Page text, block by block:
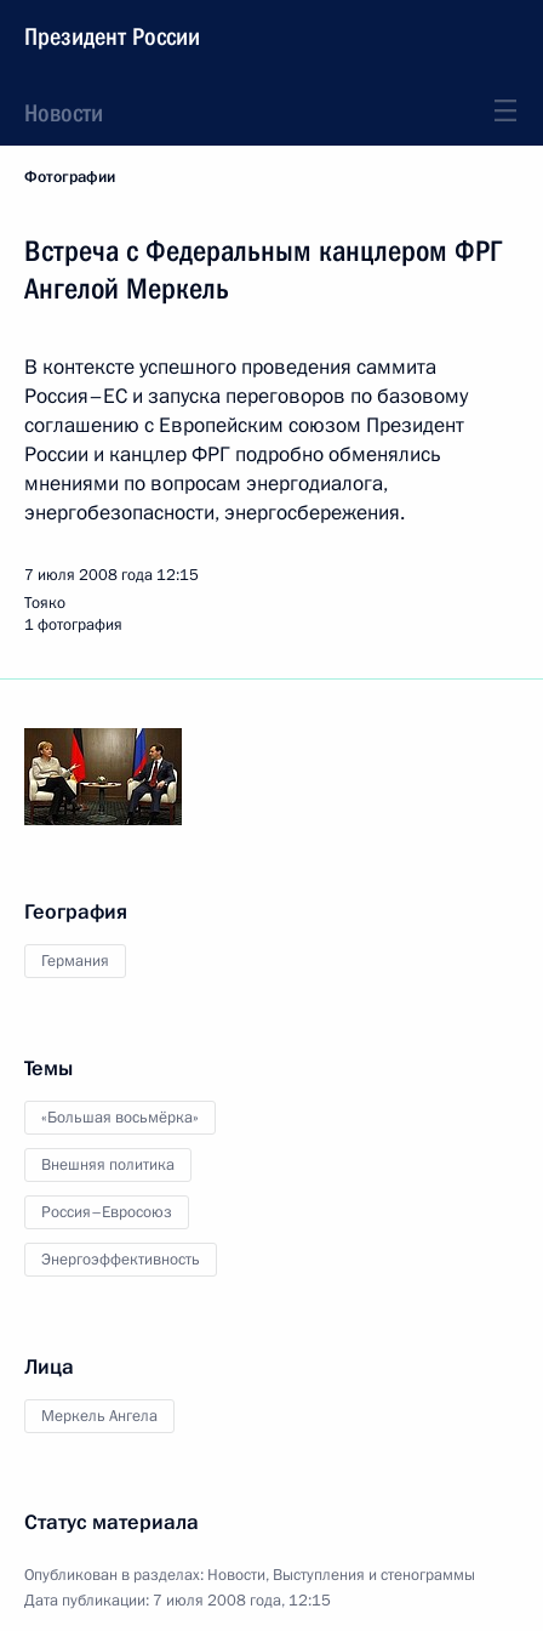
Президент России
Новости
Фотографии
Встреча с Федеральным канцлером ФРГ
Ангелой Меркель
В контексте успешного проведения саммита
Россия–ЕС и запуска переговоров по базовому
соглашению с Европейским союзом Президент
России и канцлер ФРГ подробно обменялись
мнениями по вопросам энергодиалога,
энергобезопасности, энергосбережения.
7 июля 2008 года 12:15
Тояко
1 фотография
География
Германия
Темы
«Большая восьмёрка»
Внешняя политика
Россия–Евросоюз
Энергоэффективность
Лица
Меркель Ангела
Статус материала
Опубликован в разделах: Новости, Выступления и стенограммы
Дата публикации: 7 июля 2008 года, 12:15